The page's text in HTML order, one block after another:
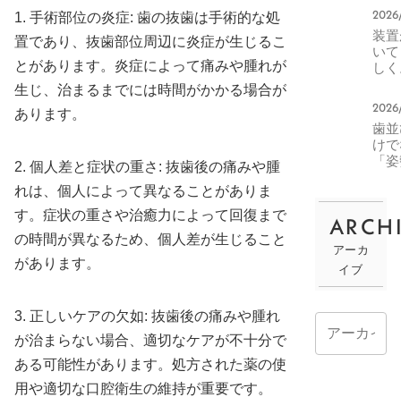
1. 手術部位の炎症: 歯の抜歯は手術的な処
置であり、抜歯部位周辺に炎症が生じるこ
とがあります。炎症によって痛みや腫れが
生じ、治まるまでには時間がかかる場合が
あります。
2. 個人差と症状の重さ: 抜歯後の痛みや腫
れは、個人によって異なることがありま
す。症状の重さや治癒力によって回復まで
の時間が異なるため、個人差が生じること
があります。
3. 正しいケアの欠如: 抜歯後の痛みや腫れ
が治まらない場合、適切なケアが不十分で
ある可能性があります。処方された薬の使
用や適切な口腔衛生の維持が重要です。
で
き
ス
な
ス
装
い
し
ラ
グ
の
方
歯
け
「
効果
アーカ
イブ